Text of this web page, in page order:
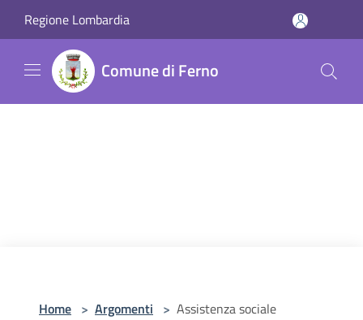
Regione Lombardia
Comune di Ferno
Home > Argomenti > Assistenza sociale